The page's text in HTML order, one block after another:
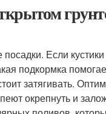
Если
подкормка
затягивать.
окрепнуть и